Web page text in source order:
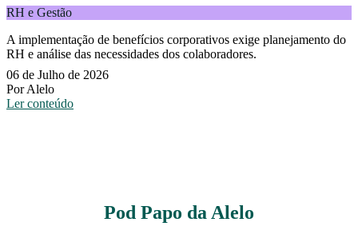
RH e Gestão
A implementação de benefícios corporativos exige planejamento do
RH e análise das necessidades dos colaboradores.
06 de Julho de 2026
Por Alelo
Ler conteúdo
Pod Papo da Alelo